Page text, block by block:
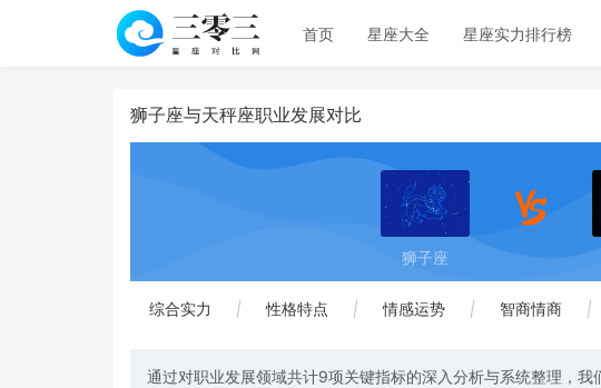
首页 星座大全 星座实力排行榜
狮子座与天秤座职业发展对比
狮子座
综合实力 | 性格特点 | 情感运势 | 智商情商 |
通过对职业发展领域共计9项关键指标的深入分析与系统整理，我